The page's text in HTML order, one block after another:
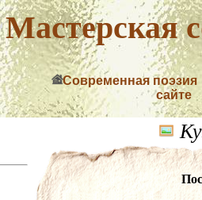
Мастерская
Современная поэзия
сайте